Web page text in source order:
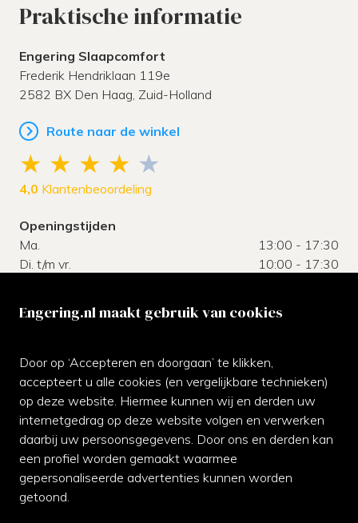
Praktische informatie
Engering Slaapcomfort
Frederik Hendriklaan 119e
2582 BX Den Haag, Zuid-Holland
Route naar de winkel
4,0 Klantenbeoordeling
Openingstijden
Ma.
13:00 - 17:30
Di. t/m vr.
10:00 - 17:30
Klantenservice
Neem gerust contact met ons op of kom langs bij de
winkel.
070-3542811
Whatsapp ons
Facebook
Engering.nl maakt gebruik van cookies
Door op ‘Accepteren en doorgaan’ te klikken,
accepteert u alle cookies (en vergelijkbare technieken)
op deze website. Hiermee kunnen wij en derden uw
internetgedrag op deze website volgen en verwerken
daarbij uw persoonsgegevens. Door ons en derden kan
een profiel worden gemaakt waarmee
gepersonaliseerde advertenties kunnen worden
getoond.